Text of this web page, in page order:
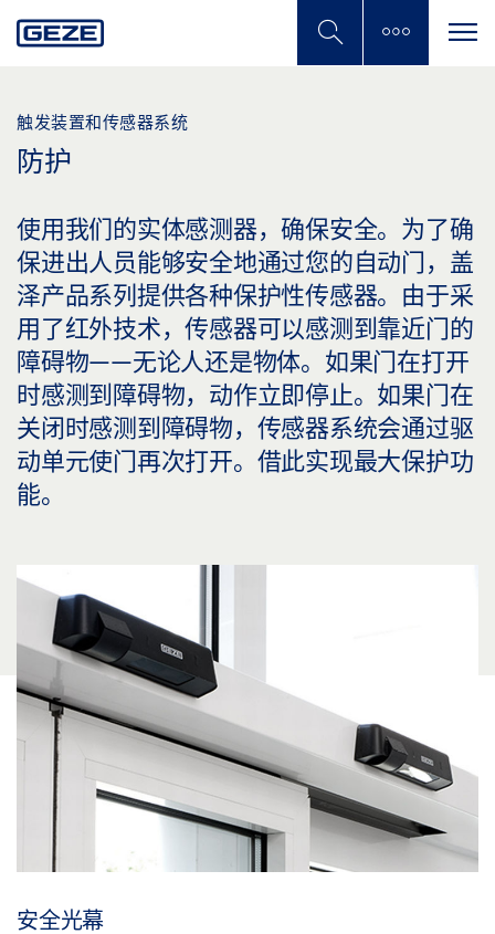
to
触发装置和传感器系统
防护
使用我们的实体感测器，确保安全。为了确
保进出人员能够安全地通过您的自动门，盖
泽产品系列提供各种保护性传感器。由于采
用了红外技术，传感器可以感测到靠近门的
障碍物——无论人还是物体。如果门在打开
时感测到障碍物，动作立即停止。如果门在
关闭时感测到障碍物，传感器系统会通过驱
动单元使门再次打开。借此实现最大保护功
能。
安全光幕